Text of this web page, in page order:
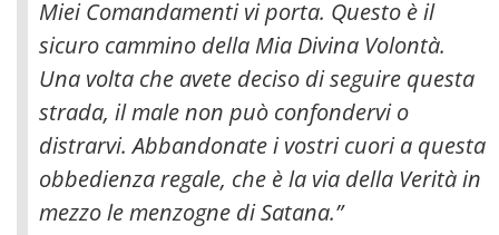
Miei Comandamenti vi porta. Questo è il
sicuro cammino della Mia Divina Volontà.
Una volta che avete deciso di seguire questa
strada, il male non può confondervi o
distrarvi. Abbandonate i vostri cuori a questa
obbedienza regale, che è la via della Verità in
mezzo le menzogne di Satana.”